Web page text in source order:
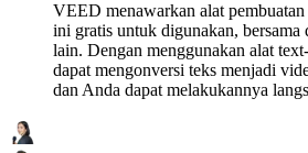
VEED menawarkan alat
ini gratis untuk digunakan,
lain. Dengan menggunakan alat
dapat mengonversi teks menjadi
dan Anda dapat melakukannya